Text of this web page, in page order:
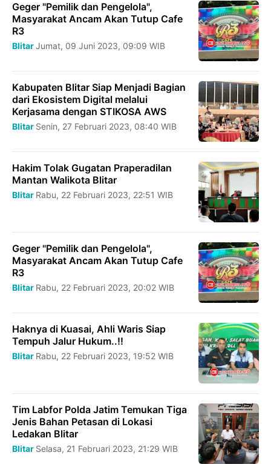
Geger "Pemilik dan Pengelola",
Masyarakat Ancam Akan Tutup Cafe
R3
BlitarJumat, 09 Juni 2023, 09:09 WIB
Kabupaten Blitar Siap Menjadi Bagian
dari Ekosistem Digital melalui
Kerjasama dengan STIKOSA AWS
Blitar Senin, 27 Februari 2023, 08:40 WIB
Hakim Tolak Gugatan Praperadilan
Mantan Walikota Blitar
Blitar Rabu, 22 Februari 2023, 22:51 WIB
Geger "Pemilik dan Pengelola",
Masyarakat Ancam Akan Tutup Cafe
R3
Blitar Rabu, 22 Februari 2023, 20:02 WIB
Haknya di Kuasai, Ahli Waris Siap
Tempuh Jalur Hukum..!!
Blitar Rabu, 22 Februari 2023, 19:52 WIB
Tim Labfor Polda Jatim Temukan Tiga
Jenis Bahan Petasan di Lokasi
Ledakan Blitar
Blitar Selasa, 21 Februari 2023, 21:29 WIB